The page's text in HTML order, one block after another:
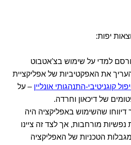
יפות:
למדי על שימוש בצ'אטבוט
את האפקטיביות של אפליקציית
קוגניטיבי-התנהגותי אונליין – על
של דיכאון וחרדה.
שהשימוש באפליקציה היה
נפשיות מורחבות, אך לצד זה ציינו
הטכניות של האפליקציה